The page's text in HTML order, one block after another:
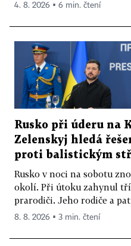
4. 8. 2026 ▪ 6 min. čtení
Rusko při úderu na
Zelenskyj hledá
proti balistickým
Rusko v noci na sobotu
okolí. Při útoku zahynul
prarodiči. Jeho rodiče a
8. 8. 2026 ▪ 3 min. čtení